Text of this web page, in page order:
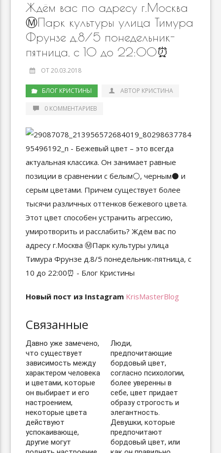
Ждём вас по адресу г.Москва
Ⓜ️Парк культуры улица Тимура
Фрунзе д.8/5 понедельник-
пятница, с 10 до 22:00⏰
ОТ 20.03.2018
БЛОГ КРИСТИНЫ АВТОР КРИСТИНА
0 КОММЕНТАРИЕВ
Новый пост из Instagram KrisMasterBlog
Связанные
Давно уже замечено,
что существует
зависимость между
характером человека
и цветами, которые
он выбирает и его
настроением,
некоторые цвета
действуют
успокаивающе,
другие могут
Люди,
предпочитающие
бордовый цвет,
согласно психологии,
более уверенны в
себе, цвет придает
образу строгость и
элегантность.
Девушки, которые
предпочитают
бордовый цвет, или